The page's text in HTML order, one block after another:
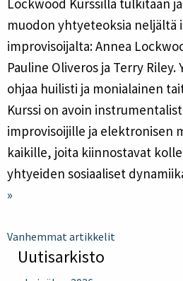
Lockwood Kurssilla tulkitaan
muodon yhtyeteoksia neljältä
improvisoijalta: Annea
Pauline Oliveros ja Terry Riley.
ohjaa huilisti ja monialainen
Kurssi on avoin
improvisoijille ja elektronisen
kaikille, joita kiinnostavat
yhtyeiden sosiaaliset
»
Artikkelien selaus
Vanhemmat artikkelit
Uutisarkisto